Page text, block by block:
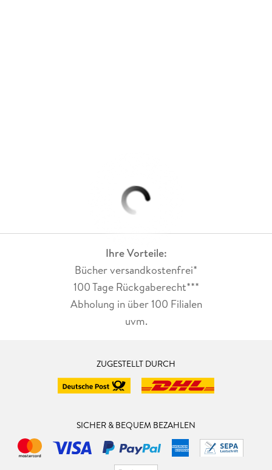
Ihre Vorteile:
Bücher versandkostenfrei*
100 Tage Rückgaberecht***
Abholung in über 100 Filialen
uvm.
ZUGESTELLT DURCH
SICHER & BEQUEM BEZAHLEN